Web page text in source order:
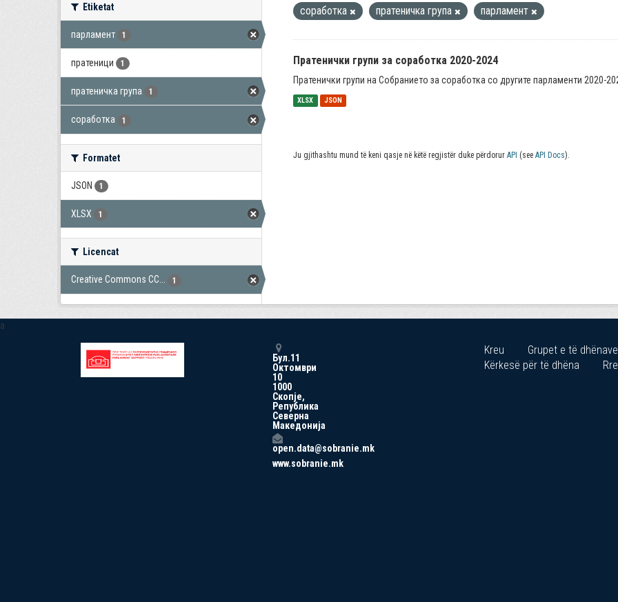
Etiketat
парламент 1
пратеници 1
пратеничка група 1
соработка 1
Formatet
JSON 1
XLSX 1
Licencat
Creative Commons CC... 1
соработка
пратеничка група парламент
Пратенички групи за соработка 2020-2024
Пратенички групи на Собранието за соработка со другите парламенти 2020-
XLSX JSON
Ju gjithashtu mund të keni qasje në këtë regjistër duke përdorur API (see API Docs).
a
Бул.11
Октомври
10
1000
Скопје,
Република
Северна
Македонија
open.data@sobranie.mk
www.sobranie.mk
Kreu
Grupet e të dhënave
Kërkesë për të dhëna